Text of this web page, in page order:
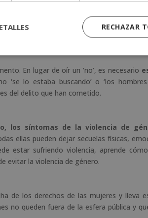
que han sufrido maltrato. Pide
y las niñas y que se garanticen los
de género básica.
En lugar de oír un ‘no’, es necesario
lo estaba buscando’ o ‘los
del delito que han cometido.
los síntomas de la violencia de
ellas pueden dejar secuelas físicas,
estar sufriendo violencia, aprende
evitar la violencia de género.
de los derechos de las mujeres y lleva
no queden fuera de la esfera pública y
RECHAZAR